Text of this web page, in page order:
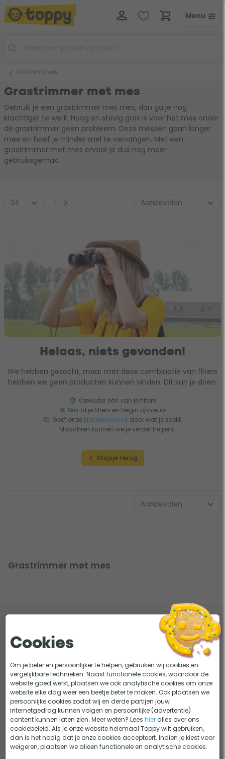
Menu
Grastrimmers
Grastrimmer met mes
Gebruik je een grastrimmer met mes, dan ga je nog
krachtiger te werk. Hoog en stevig gras is voor het mes onder
de grastrimmer geen probleem. Deze messen gaan langer
mee en hoef je minder snel te vervangen. Met een
grastrimmer met mes ervaar je dus nog meer
gebruiksgemak.
1 - 0
Helaas, niets gevonden!
We hebben gezocht, maar met deze combinatie van filters
hebben we geen producten kunnen vinden. Dit kun je doen:
Verwijder één van je filters
Wis al je filters en begin opnieuw
Geef onze klantenservicedoor wat je zoekt.
Misschien kunnen we je verder helpen!
Stapje terug
Grastrimmer met mes
Lees onze tips en adviezen over grastrimmers
met mes
Een groen en gezond
gazonnetje
Einhell Power-X-Change: één
accusysteem voor al je
tuingereedschap
Cookies
Om je beter en persoonlijker te helpen, gebruiken wij cookies en
vergelijkbare technieken. Naast functionele cookies, waardoor de
website goed werkt, plaatsen we ook analytische cookies om onze
website elke dag weer een beetje beter te maken. Ook plaatsen we
persoonlijke cookies zodat wij en derde partijen jouw
internetgedrag kunnen volgen en persoonlijke (advertentie)
content kunnen laten zien. Meer weten? Leeshier alles over ons
cookiebeleid. Als je onze website helemaal Toppy wilt gebruiken,
dan is het nodig dat je onze cookies accepteert. Indien je kiest voor
weigeren, plaatsen we alleen functionele en analytische cookies.